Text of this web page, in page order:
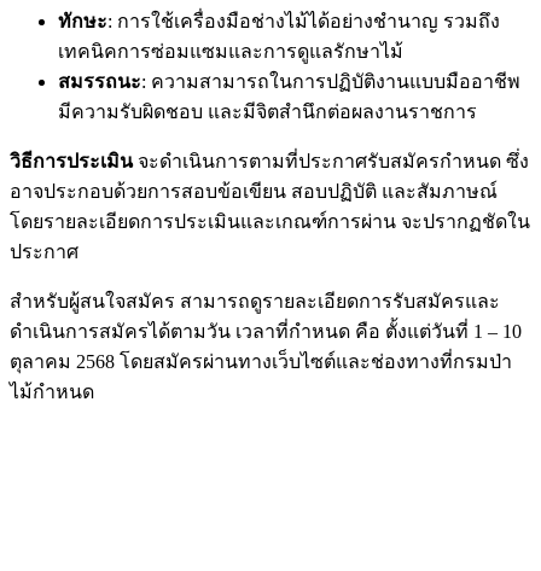
ทักษะ: การใช้เครื่องมือช่างไม้ได้อย่างชำนาญ รวมถึง
เทคนิคการซ่อมแซมและการดูแลรักษาไม้
สมรรถนะ: ความสามารถในการปฏิบัติงานแบบมืออาชีพ
มีความรับผิดชอบ และมีจิตสำนึกต่อผลงานราชการ
วิธีการประเมินจะดำเนินการตามที่ประกาศรับสมัครกำหนด ซึ่ง
อาจประกอบด้วยการสอบข้อเขียน สอบปฏิบัติ และสัมภาษณ์
โดยรายละเอียดการประเมินและเกณฑ์การผ่าน จะปรากฏชัดใน
ประกาศ
สำหรับผู้สนใจสมัคร สามารถดูรายละเอียดการรับสมัครและ
ดำเนินการสมัครได้ตามวัน เวลาที่กำหนด คือ ตั้งแต่วันที่ 1 – 10
ตุลาคม 2568 โดยสมัครผ่านทางเว็บไซต์และช่องทางที่กรมป่า
ไม้กำหนด